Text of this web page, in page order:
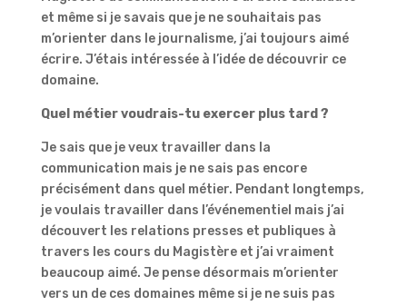
et même si je savais que je ne souhaitais pas
m’orienter dans le journalisme, j’ai toujours aimé
écrire. J’étais intéressée à l’idée de découvrir ce
domaine.
Quel métier voudrais-tu exercer plus tard ?
Je sais que je veux travailler dans la
communication mais je ne sais pas encore
précisément dans quel métier. Pendant longtemps,
je voulais travailler dans l’événementiel mais j’ai
découvert les relations presses et publiques à
travers les cours du Magistère et j’ai vraiment
beaucoup aimé. Je pense désormais m’orienter
vers un de ces domaines même si je ne suis pas